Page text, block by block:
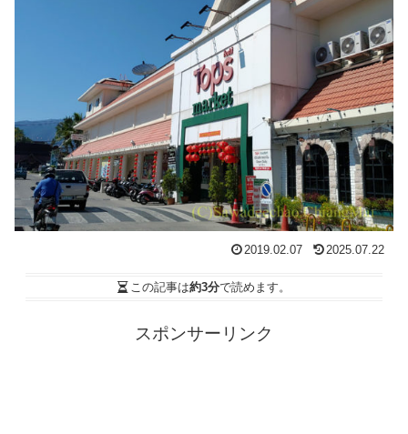
2019.02.07 2025.07.22
この記事は約3分で読めます。
スポンサーリンク